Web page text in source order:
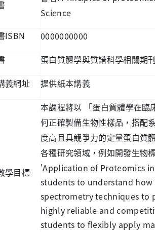
Science
ISBN 0000000000
蛋白質體學與質譜科學相關期
義網址 提供紙本講義
學目標
本課程將以 「蛋白質體學在臨
何正確製備生物性樣品，搭配
度高且具競爭力的定量蛋白質
各種研究領域，例如開發生物
'Application of Proteomics
students to understand
spectrometry techniques to
highly reliable and
students to flexibly apply